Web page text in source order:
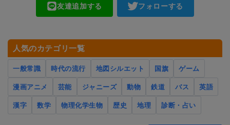
友達追加する フォローする
人気のカテゴリ一覧
一般常識 時代の流行 地図シルエット 国旗
ゲーム
漫画アニメ
芸能 ジャニーズ 動物 鉄道 バス
英語
漢字
数学 物理化学生物 歴史 地理 診断・占い